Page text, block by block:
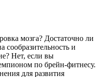
мозга? Достаточно ли
сообразительность и
Нет, если вы
по брейн-фитнесу.
для развития